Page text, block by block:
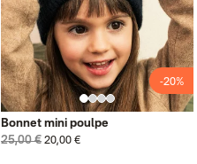
-20%
Bonnet mini poulpe
25,00 € 20,00 €